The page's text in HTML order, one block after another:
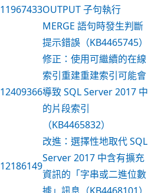
11967433OUTPUT 子句執行
MERGE 語句時發生判斷
提示錯誤（KB4465745）
12409366
修正：使用可繼續的在線
索引重建重建索引可能會
導致 SQL Server 2017 中
的片段索引
（KB4465832）
12186149
改進：選擇性地取代 SQL
Server 2017 中含有擴充
資訊的「字串或二進位數
據」訊息（KB4468101）